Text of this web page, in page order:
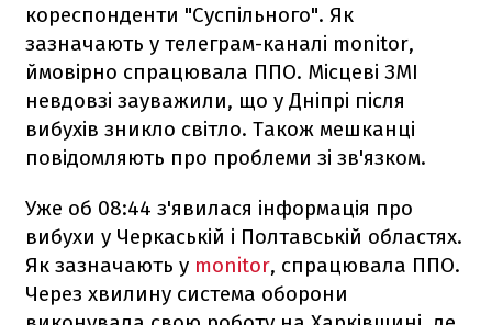
кореспонденти "Суспільного". Як
зазначають у телеграм-каналі monitor,
ймовірно спрацювала ППО. Місцеві ЗМІ
невдовзі зауважили, що у Дніпрі після
вибухів зникло світло. Також мешканці
повідомляють про проблеми зі зв'язком.
Уже об 08:44 з'явилася інформація про
вибухи у Черкаській і Полтавській областях.
Як зазначають у monitor, спрацювала ППО.
Через хвилину система оборони